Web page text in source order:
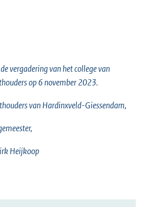
vergadering van het college van
op 6 november 2023.
van Hardinxveld-Giessendam,
Heijkoop